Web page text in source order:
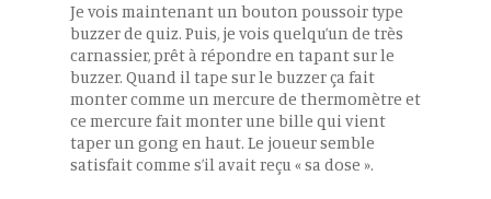
Je vois maintenant un bouton poussoir type
buzzer de quiz. Puis, je vois quelqu’un de très
carnassier, prêt à répondre en tapant sur le
buzzer. Quand il tape sur le buzzer ça fait
monter comme un mercure de thermomètre et
ce mercure fait monter une bille qui vient
taper un gong en haut. Le joueur semble
satisfait comme s’il avait reçu « sa dose ».